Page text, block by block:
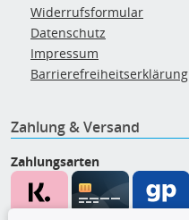
Widerrufsformular
Datenschutz
Impressum
Barrierefreiheitserklärung
Zahlung & Versand
Zahlungsarten